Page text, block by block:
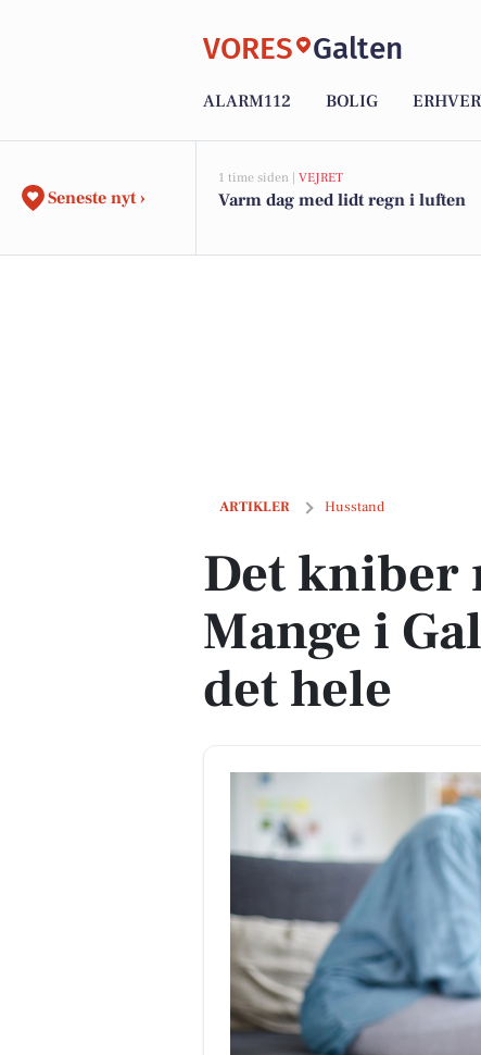
VORES Galten
ALARM112 BOLIG
Seneste nyt ›
1 time siden | VEJRET
Varm dag med lidt regn i luften
ARTIKLER Husstand
Det kniber med tiden. Mange i Galten
Det kniber
Mange i
det hele